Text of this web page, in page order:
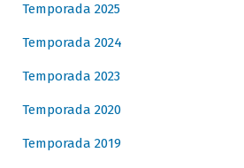
Temporada 2025
Temporada 2024
Temporada 2023
Temporada 2020
Temporada 2019